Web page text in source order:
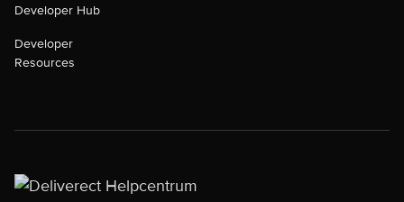
Developer Hub
Developer
Resources